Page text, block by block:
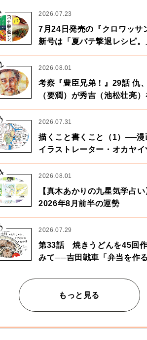
2026.07.23
7月24日発売の『クロワッサ
新号は「夏バテ撃退レシピ。
2026.08.01
考察『豊臣兄弟！』29話 仇
（要潤）が秀吉（池松壮亮
す。天下に向けた兄弟の分岐
2026.07.31
描くこと書くこと（1）──漫
イラストレーター・オカヤイ
ん×漫画家・鶴谷香央理さん
2026.08.01
【真木あかりの九星気学占い
2026年8月前半の運勢
2026.07.29
第33話 焼きうどんを45回
みて──吉田戦車「弁当を作る
もっと見る